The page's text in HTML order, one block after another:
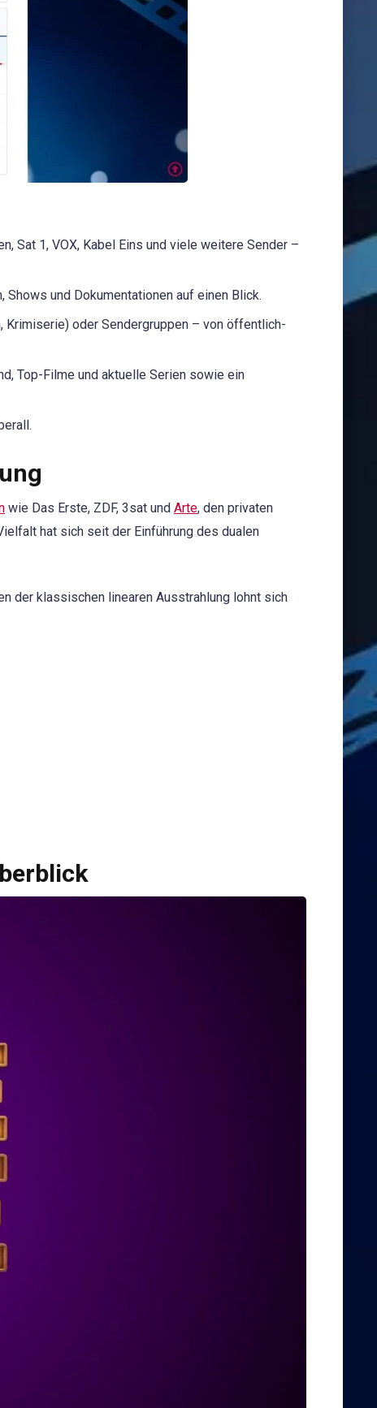
Sat 1, VOX, Kabel Eins und viele weitere Sender –
und Dokumentationen auf einen Blick.
Krimiserie) oder Sendergruppen – von öffentlich-
Top-Filme und aktuelle Serien sowie ein
wie Das Erste, ZDF, 3sat und Arte, den privaten
hat sich seit der Einführung des dualen
der klassischen linearen Ausstrahlung lohnt sich